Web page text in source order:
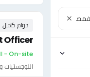
دوام كامل
Officer
On-site - البحرين - محافظة العاصمة
اللوجستيات